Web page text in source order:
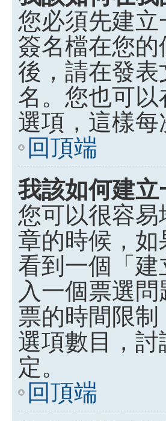
您必須先建
簽名檔在您
後，請在發
名。您也可
選項，這樣
回頂端
我該如何建
您可以很容
章的時候，
看到一個「
入一個票選
票的時間限
選項數目，
定。
回頂端